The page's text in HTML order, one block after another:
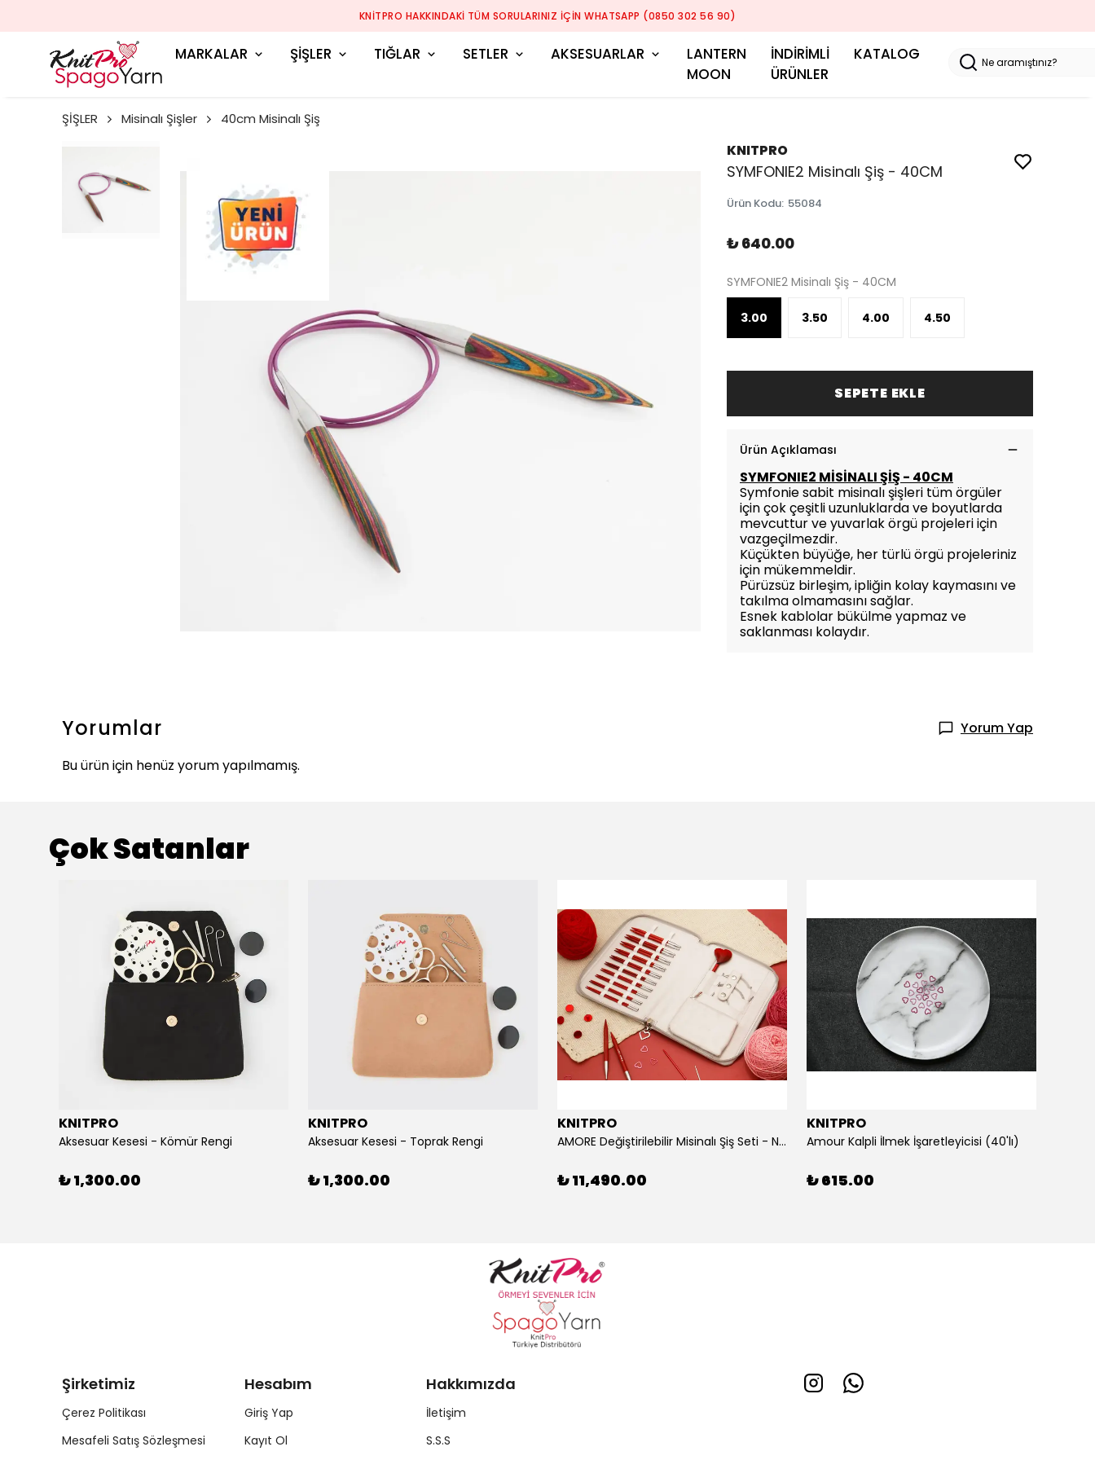
KNITPRO HAKKINDAKI TÜM SORULARINIZ IÇIN WHATSAPP (0850 302 56 90)
MARKALAR ŞİŞLER TIĞLAR SETLER AKSESUARLAR
LANTERN
MOON
İNDİRİMLİ
ÜRÜNLER
KATALOG
ŞİŞLER Misinalı Şişler 40cm Misinalı Şiş
KNITPRO
SYMFONIE2 Misinalı Şiş - 40CM
Ürün Kodu: 55084
₺ 640.00
SYMFONIE2 Misinalı Şiş - 40CM
3.00 3.50 4.00 4.50
SEPETE EKLE
Ürün Açıklaması
SYMFONIE2 MİSİNALI ŞİŞ - 40CM
Symfonie sabit misinalı şişleri tüm örgüler
için çok çeşitli uzunluklarda ve boyutlarda
mevcuttur ve yuvarlak örgü projeleri için
vazgeçilmezdir.
Küçükten büyüğe, her türlü örgü projeleriniz
için mükemmeldir.
Pürüzsüz birleşim, ipliğin kolay kaymasını ve
takılma olmamasını sağlar.
Esnek kablolar bükülme yapmaz ve
saklanması kolaydır.
Yorumlar
Yorum Yap
Bu ürün için henüz yorum yapılmamış.
Çok Satanlar
KNITPRO
Aksesuar Kesesi - Kömür Rengi
₺ 1,300.00
KNITPRO
Aksesuar Kesesi - Toprak Rengi
₺ 1,300.00
KNITPRO
AMORE Değiştirilebilir Misinalı Şiş Seti - Normal Uçlu (13 CM)
₺ 11,490.00
KNITPRO
Amour Kalpli İlmek İşaretleyicisi (40'lı)
₺ 615.00
Şirketimiz
Çerez Politikası
Mesafeli Satış Sözleşmesi
Hesabım
Giriş Yap
Kayıt Ol
Hakkımızda
İletişim
S.S.S